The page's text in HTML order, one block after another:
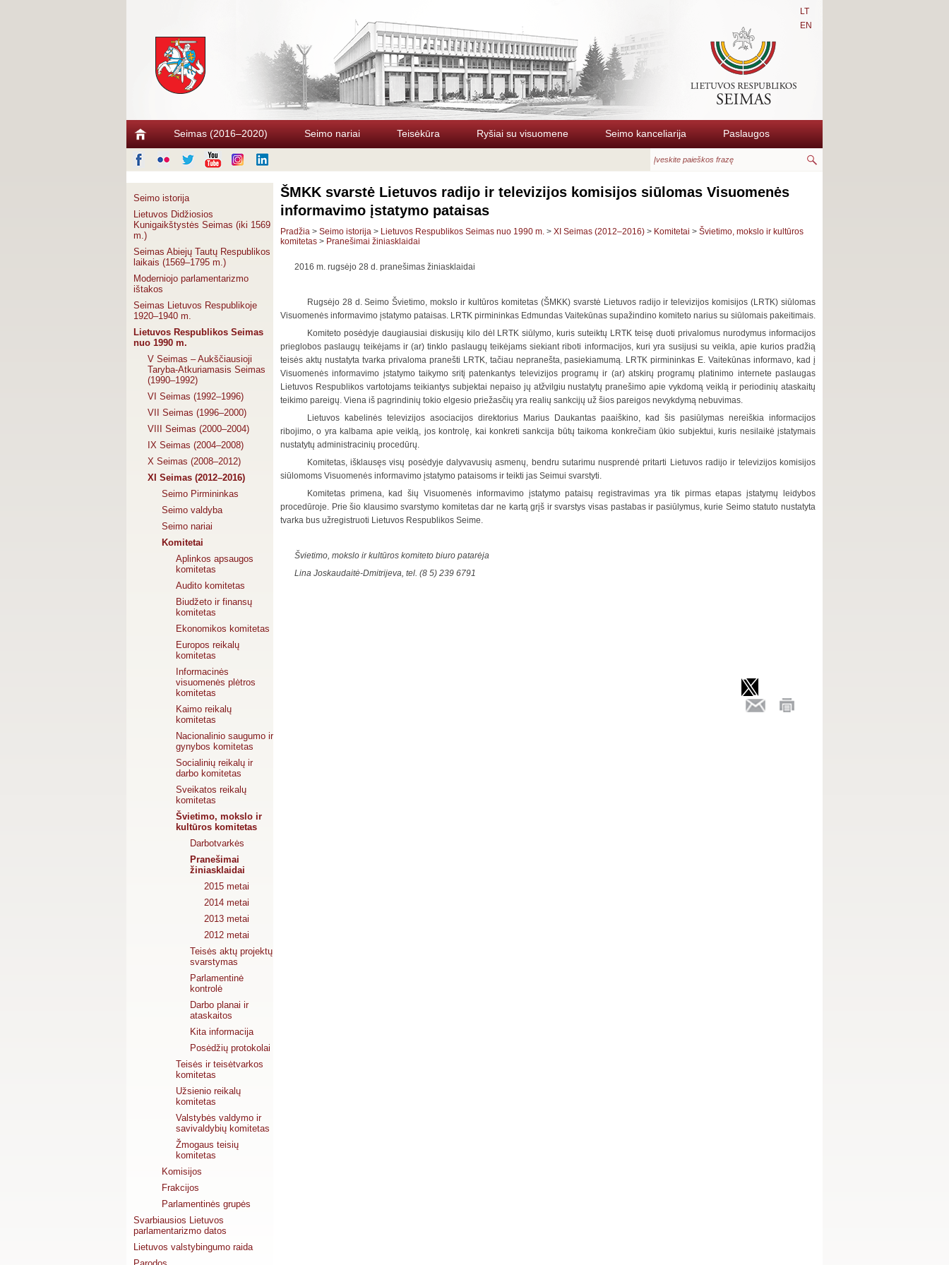
LT
EN
Seimas (2016–2020) Seimo nariai Teisėkūra Ryšiai su visuomene Seimo kanceliarija Paslaugos
Seimo istorija
Lietuvos Didžiosios
Kunigaikštystės Seimas (iki 1569
m.)
Seimas Abiejų Tautų Respublikos
laikais (1569–1795 m.)
Moderniojo parlamentarizmo
ištakos
Seimas Lietuvos Respublikoje
1920–1940 m.
Lietuvos Respublikos Seimas
nuo 1990 m.
V Seimas – Aukščiausioji
Taryba-Atkuriamasis Seimas
(1990–1992)
VI Seimas (1992–1996)
VII Seimas (1996–2000)
VIII Seimas (2000–2004)
IX Seimas (2004–2008)
X Seimas (2008–2012)
XI Seimas (2012–2016)
Seimo Pirmininkas
Seimo valdyba
Seimo nariai
Komitetai
Aplinkos apsaugos
komitetas
Audito komitetas
Biudžeto ir finansų
komitetas
Ekonomikos komitetas
Europos reikalų
komitetas
Informacinės
visuomenės plėtros
komitetas
Kaimo reikalų
komitetas
Nacionalinio saugumo ir
gynybos komitetas
Socialinių reikalų ir
darbo komitetas
Sveikatos reikalų
komitetas
Švietimo, mokslo ir
kultūros komitetas
Darbotvarkės
Pranešimai
žiniasklaidai
2015 metai
2014 metai
2013 metai
2012 metai
Teisės aktų projektų
svarstymas
Parlamentinė
kontrolė
Darbo planai ir
ataskaitos
Kita informacija
Posėdžių protokolai
Teisės ir teisėtvarkos
komitetas
Užsienio reikalų
komitetas
Valstybės valdymo ir
savivaldybių komitetas
Žmogaus teisių
komitetas
Komisijos
Frakcijos
Parlamentinės grupės
Svarbiausios Lietuvos
parlamentarizmo datos
Lietuvos valstybingumo raida
ŠMKK svarstė Lietuvos radijo ir televizijos komisijos siūlomas Visuomenės
informavimo įstatymo pataisas
Pradžia > Seimo istorija > Lietuvos Respublikos Seimas nuo 1990 m. > XI Seimas (2012–2016) > Komitetai > Švietimo, mokslo ir kultūros
komitetas > Pranešimai žiniasklaidai
2016 m. rugsėjo 28 d. pranešimas žiniasklaidai
Rugsėjo 28 d. Seimo Švietimo, mokslo ir kultūros komitetas (ŠMKK) svarstė Lietuvos radijo ir televizijos komisijos (LRTK) siūlomas
Visuomenės informavimo įstatymo pataisas. LRTK pirmininkas Edmundas Vaitekūnas supažindino komiteto narius su siūlomais pakeitimais.
Komiteto posėdyje daugiausiai diskusijų kilo dėl LRTK siūlymo, kuris suteiktų LRTK teisę duoti privalomus nurodymus informacijos
prieglobos paslaugų teikėjams ir (ar) tinklo paslaugų teikėjams siekiant riboti informacijos, kuri yra susijusi su veikla, apie kurios pradžią
teisės aktų nustatyta tvarka privaloma pranešti LRTK, tačiau nepranešta, pasiekiamumą. LRTK pirmininkas E. Vaitekūnas informavo, kad į
Visuomenės informavimo įstatymo taikymo sritį patenkantys televizijos programų ir (ar) atskirų programų platinimo internete paslaugas
Lietuvos Respublikos vartotojams teikiantys subjektai nepaiso jų atžvilgiu nustatytų pranešimo apie vykdomą veiklą ir periodinių ataskaitų
teikimo pareigų. Viena iš pagrindinių tokio elgesio priežasčių yra realių sankcijų už šios pareigos nevykdymą nebuvimas.
Lietuvos kabelinės televizijos asociacijos direktorius Marius Daukantas paaiškino, kad šis pasiūlymas nereiškia informacijos
ribojimo, o yra kalbama apie veiklą, jos kontrolę, kai konkreti sankcija būtų taikoma konkrečiam ūkio subjektui, kuris nesilaikė įstatymais
nustatytų administracinių procedūrų.
Komitetas, išklausęs visų posėdyje dalyvavusių asmenų, bendru sutarimu nusprendė pritarti Lietuvos radijo ir televizijos komisijos
siūlomoms Visuomenės informavimo įstatymo pataisoms ir teikti jas Seimui svarstyti.
Komitetas primena, kad šių Visuomenės informavimo įstatymo pataisų registravimas yra tik pirmas etapas įstatymų leidybos
procedūroje. Prie šio klausimo svarstymo komitetas dar ne kartą grįš ir svarstys visas pastabas ir pasiūlymus, kurie Seimo statuto nustatyta
tvarka bus užregistruoti Lietuvos Respublikos Seime.
Švietimo, mokslo ir kultūros komiteto biuro patarėja
Lina Joskaudaitė-Dmitrijeva, tel. (8 5) 239 6791